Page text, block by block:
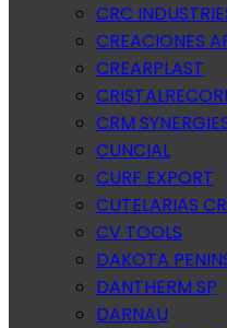
CRC
CREACIONES
CREARPLAST
CRM
CUNCIAL
CURF EXPORT
CUTELARIAS
CV TOOLS
DAKOTA
DANTHERM SP
DARNAU